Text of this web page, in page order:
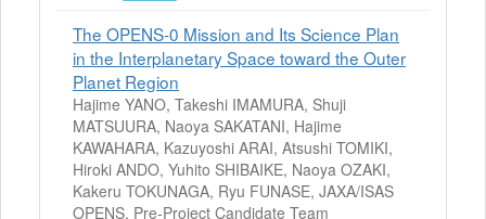
The OPENS-0 Mission and Its Science Plan
in the Interplanetary Space toward the Outer
Planet Region
Hajime YANO, Takeshi IMAMURA, Shuji
MATSUURA, Naoya SAKATANI, Hajime
KAWAHARA, Kazuyoshi ARAI, Atsushi TOMIKI,
Hiroki ANDO, Yuhito SHIBAIKE, Naoya OZAKI,
Kakeru TOKUNAGA, Ryu FUNASE, JAXA/ISAS
OPENS, Pre-Project Candidate Team